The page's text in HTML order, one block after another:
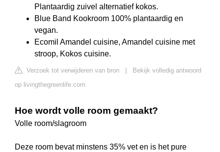
Plantaardig zuivel alternatief kokos.
Blue Band Kookroom 100% plantaardig en
vegan.
Ecomil Amandel cuisine, Amandel cuisine met
stroop, Kokos cuisine.
Verzoek tot verwijderen van bron
Bekijk volledig antwoord
op livingthegreenlife.com
Hoe wordt volle room gemaakt?
Volle room/slagroom
Deze room bevat minstens 35% vet en is het pure